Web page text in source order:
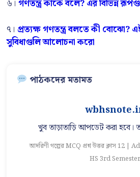
৬। গণতন্ত্র কাকে বলে? এর বিভিন্ন
৭। প্রত্যক্ষ গণতন্ত্র বলতে কী বোঝো?
সুবিধাগুলি আলোচনা করো
পাঠকদের মতামত
খুব তাড়াতাড়ি আপডেট করা হবে।
আদরিণী গল্পের MCQ প্রশ্ন উত্তর ক্লাস 12
HS 3rd Semester